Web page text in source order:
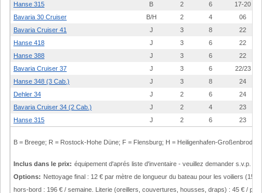
Hanse 315
B 2 6
17-20
Bavaria 30 Cruiser
B/H 2 4
06
Bavaria Cruiser 41
J 3 8
22
Hanse 418
J 3 6
22
Hanse 388
J 3 6
22
Bavaria Cruiser 37
J 3 6
22/23
Hanse 348 (3 Cab.)
J 3 8
24
Dehler 34
J 2 6
24
Bavaria Cruiser 34 (2 Cab.)
J 2 4
23
Hanse 315
J 2 6 23
B = Breege; R = Rostock-Hohe Düne; F = Flensburg; H = Heiligenhafen-Großenbrode;
Inclus dans le prix: équipement d'aprés liste d'inventaire - veuillez demander s.v.p.
Options: Nettoyage final : 12 € par mètre de longueur du bateau pour les voiliers (15
hors-bord : 196 € / semaine. Literie (oreillers, couvertures, housses, draps) : 45 € /